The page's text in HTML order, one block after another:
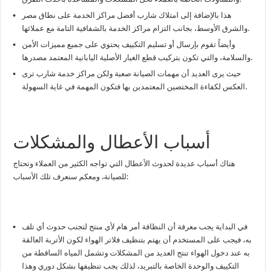
هذا بالإضافة إلى امتلاك شارب أفضل مراكز الخدمة على نطاق مصر
والشرق الأوسط، بجانب التزام مراكز الخدمة بالشفافية التامة مع عملائها.
وأيضاً تقوم بإرسال أو تسليم التكييف يحتوي على جميع مميزات الأمن
والسلامة، والتي تكون بتركيب قطع الغيار الأصلية اليابانية المعتمد مصدرها.
حيث يرى العديد أن مهمات الصيانة صعبة ولكن مراكز خدمة شارب ترى
العكس لكفاءة المختصين المعتمدين بها فتكون المهمة في غاية السهولة.
أسباب الأعطال والمشكلات
هناك أسباب عديدة لحدوث الأعطال التي تواجه الكثير من العملاء وتحتاج
للصيانة، ومعكم سنعرف تلك الأسباب:
في البداية يجب معرفة أن النظافة أمر هام لأي منتج لتجنب حدوث أي تلف
به، فيجب على المستخدم أن يهتم بتنظيف فلاتر الهواء لكون الأتربة العالقة
به عند دخول الهواء تنتج العديد من المشكلات وتشمل المياه الساقطة من
التكييف والوحدة الخاصة بالتبريد، لذلك يجب تنظيفها بشكل دوري وهذا